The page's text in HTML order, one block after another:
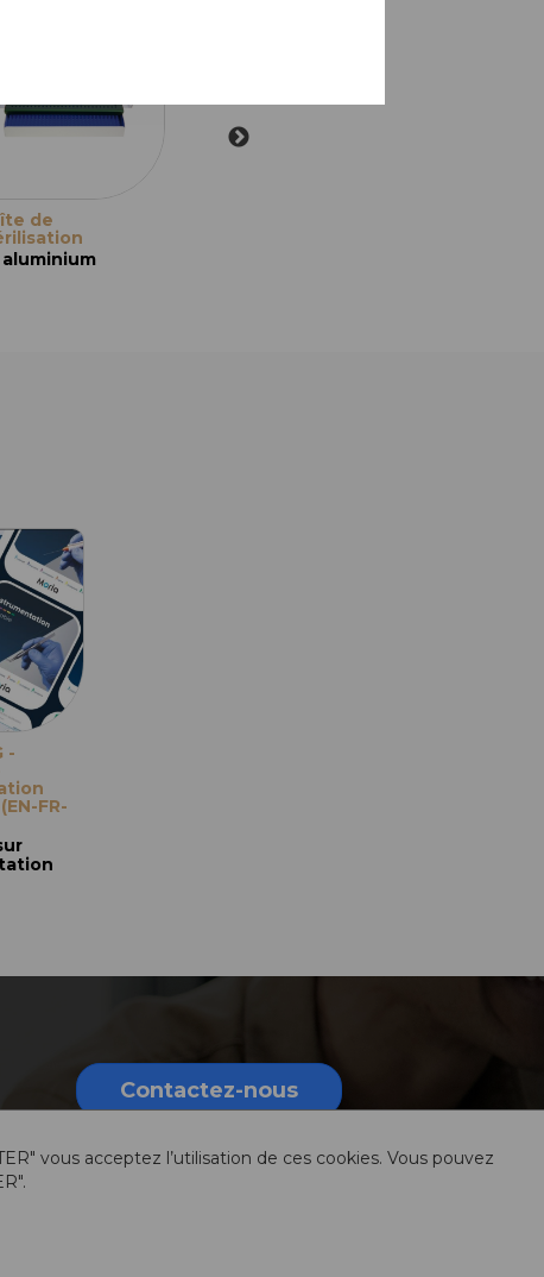
de
aluminium
-
FR-
Contactez-nous
vous acceptez l’utilisation de ces cookies. Vous pouvez